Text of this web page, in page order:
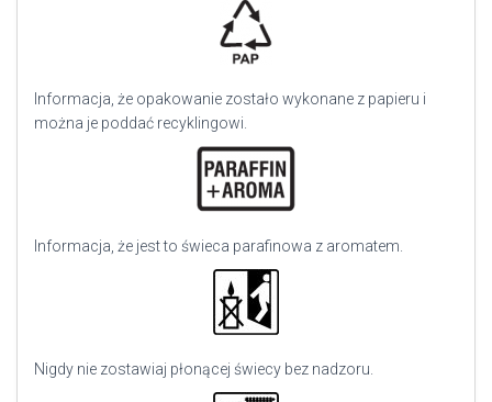
Informacja, że opakowanie zostało wykonane z papieru i
można je poddać recyklingowi.
Informacja, że jest to świeca parafinowa z aromatem.
Nigdy nie zostawiaj płonącej świecy bez nadzoru.